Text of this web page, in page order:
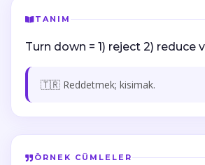
TANIM
Turn down = 1) reject 2) reduce
🇹🇷 Reddetmek; kisimak.
ÖRNEK CÜMLELER